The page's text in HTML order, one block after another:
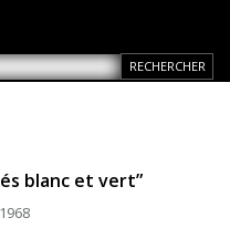
blanc et vert”